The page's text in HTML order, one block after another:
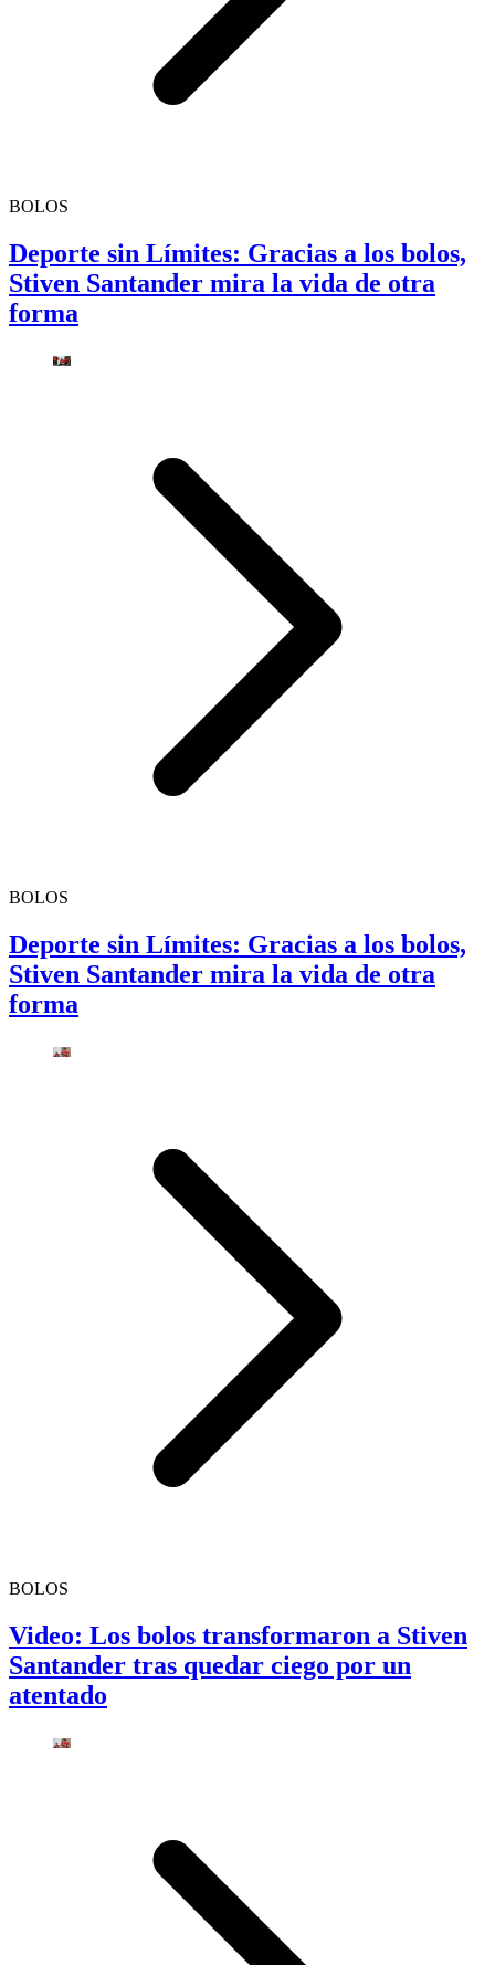
BOLOS
Deporte sin Límites: Gracias a los bolos,
Stiven Santander mira la vida de otra
forma
BOLOS
Deporte sin Límites: Gracias a los bolos,
Stiven Santander mira la vida de otra
forma
BOLOS
Video: Los bolos transformaron a Stiven
Santander tras quedar ciego por un
atentado